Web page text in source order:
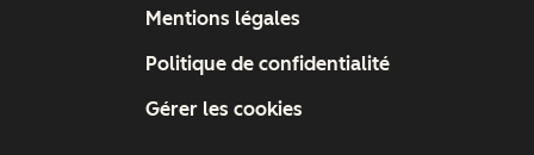
Mentions légales
Politique de confidentialité
Gérer les cookies